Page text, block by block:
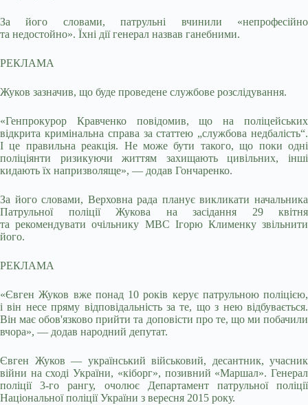
За його словами, патрульні вчинили «непрофесійно
та недостойно». Їхні дії генерал назвав ганебними.
РЕКЛАМА
Жуков зазначив, що буде проведене службове розслідування.
«Генпрокурор Кравченко повідомив, що на поліцейських
відкрита кримінальна справа за статтею „службова недбалість“.
І це правильна реакція. Не може бути такого, що поки одні
поліціянти ризикуючи життям захищають цивільних, інші
кидають їх напризволяще», — додав Гончаренко.
За його словами, Верховна рада планує викликати начальника
Патрульної поліції Жукова на засідання 29 квітня
та рекомендувати очільнику МВС Ігорю Клименку звільнити
його.
РЕКЛАМА
«Євген Жуков вже понад 10 років керує патрульною поліцією,
і він несе пряму відповідальність за те, що з нею відбувається.
Він має обов'язково прийти та доповісти про те, що ми побачили
вчора», — додав народний депутат.
Євген Жуков — український військовий, десантник, учасник
війни на сході України, «кіборг», позивний «Маршал». Генерал
поліції 3-го рангу, очолює Департамент патрульної поліції
Національної поліції України з вересня 2015 року.